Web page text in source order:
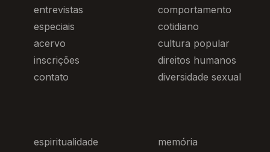
entrevistas
especiais
acervo
inscrições
contato
comportamento
cotidiano
cultura popular
direitos humanos
diversidade sexual
espiritualidade
memória